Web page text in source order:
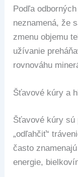
Podľa
neznamená, že
zmenu objemu
užívanie
rovnováhu
Šťavové kúry a
Šťavové kúry sú
„odľahčiť“
často
energie,